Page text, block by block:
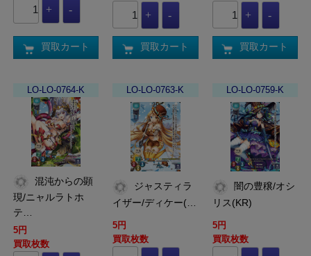
買取カート 買取カート 買取カート
LO-LO-0764-K
現/ニャルラトホ
テ…
5円
買取枚数
LO-LO-0763-K
イザー/ディケー(…
5円
買取枚数
LO-LO-0759-K
リス(KR)
5円
買取枚数